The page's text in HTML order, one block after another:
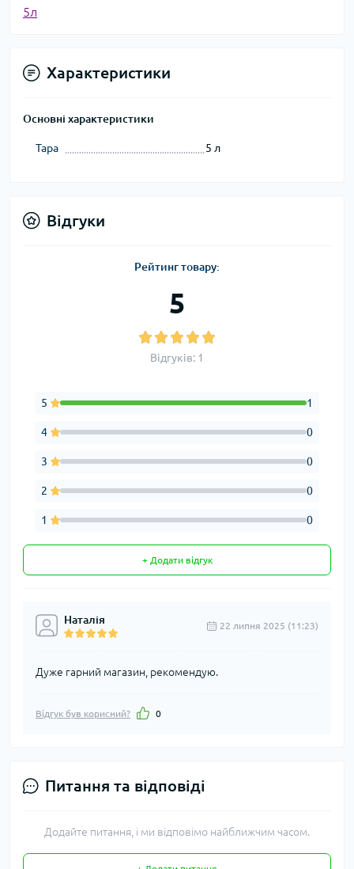
5л
Характеристики
Основні характеристики
Тара 5 л
Відгуки
Рейтинг товару:
5
Відгуків: 1
5 1
4 0
3 0
2 0
1 0
+ Додати відгук
Наталія 22 липня 2025 (11:23)
Дуже гарний магазин, рекомендую.
Відгук був корисний? 0
Питання та відповіді
Додайте питання, і ми відповімо найближчим часом.